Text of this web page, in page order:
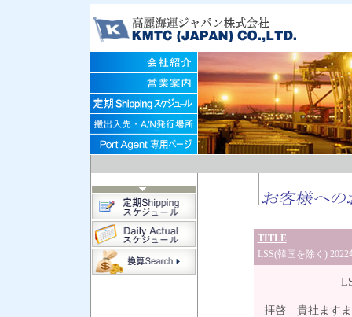
TITLE
LSS(韓国を除く)
LSS(韓国を
拝啓 貴社ますま